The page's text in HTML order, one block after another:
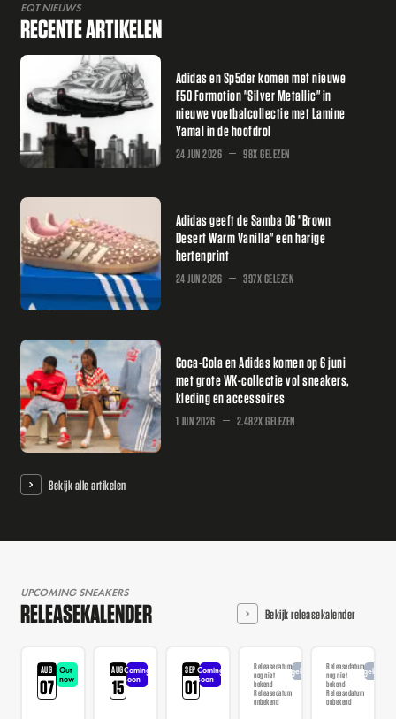
EQT NIEUWS
RECENTE ARTIKELEN
Adidas en Sp5der komen met nieuwe
F50 Formotion "Silver Metallic" in
nieuwe voetbalcollectie met Lamine
Yamal in de hoofdrol
24 JUN 2026 98X GELEZEN
Adidas geeft de Samba OG "Brown
Desert Warm Vanilla" een harige
hertenprint
24 JUN 2026 397X GELEZEN
Coca-Cola en Adidas komen op 6 juni
met grote WK-collectie vol sneakers,
kleding en accessoires
1 JUN 2026 2.482X GELEZEN
Bekijk alle artikelen
UPCOMING SNEAKERS
RELEASEKALENDER Bekijk releasekalender
AUG
07
Out
now
AUG
15
Coming
soon
SEP
01
Coming
soon
Releasedatum
nog niet
bekend
Releasedatum
onbekend
AangekondigdReleasedatum
nog niet
bekend
Releasedatum
onbekend